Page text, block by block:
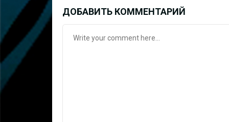
ДОБАВИТЬ КОММЕНТАРИЙ